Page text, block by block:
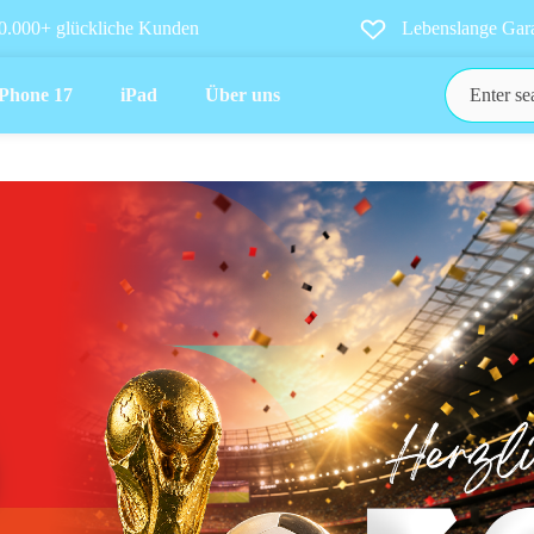
glückliche Kunden Lebenslange
17 iPad Über uns